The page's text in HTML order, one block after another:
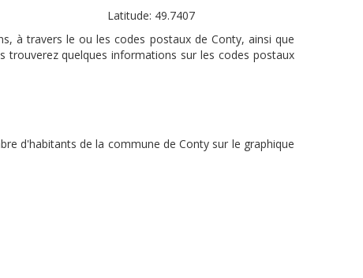
Latitude: 49.7407
à travers le ou les codes postaux de Conty, ainsi que
trouverez quelques informations sur les codes postaux
d'habitants de la commune de Conty sur le graphique